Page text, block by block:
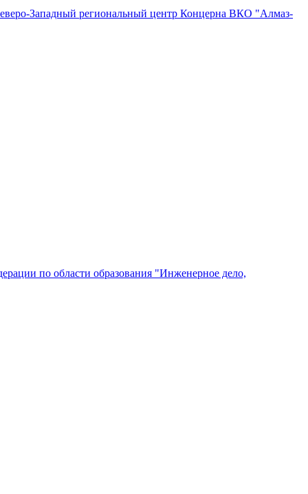
Западный региональный центр Концерна ВКО "Алмаз-
по области образования "Инженерное дело,